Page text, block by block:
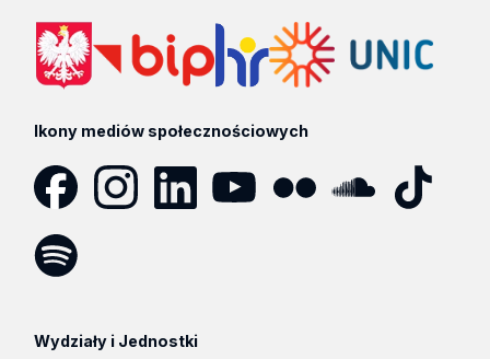
Ikony mediów społecznościowych
Wydziały i Jednostki